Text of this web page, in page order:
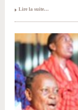
Togo
contacts
avec
différents
protagonistes»
-
Lire la suite…